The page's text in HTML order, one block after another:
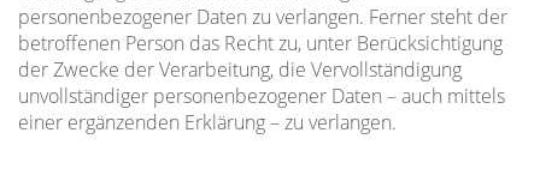
personenbezogener Daten zu verlangen. Ferner steht der
betroffenen Person das Recht zu, unter Berücksichtigung
der Zwecke der Verarbeitung, die Vervollständigung
unvollständiger personenbezogener Daten – auch mittels
einer ergänzenden Erklärung – zu verlangen.